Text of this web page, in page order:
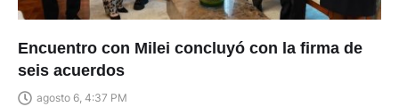
Encuentro con Milei concluyó con la firma de
seis acuerdos
agosto 6, 4:37 PM